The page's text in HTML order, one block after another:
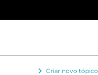
Criar novo tópico